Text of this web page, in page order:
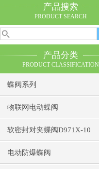
产品搜索
PRODUCT SEARCH
产品分类
PRODUCT CLASSIFICATION
蝶阀系列
物联网电动蝶阀
软密封对夹蝶阀D971X-10
电动防爆蝶阀